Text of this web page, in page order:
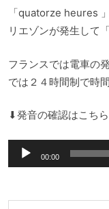
「quatorze heures
リエゾンが発生して
フランスでは電車の
では２４時間制で時
⬇︎発音の確認はこち
声
00:00